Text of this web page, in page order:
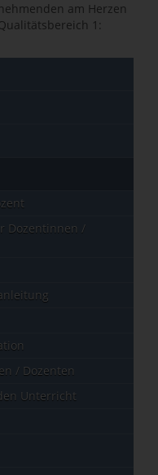
am Herzen
1:
Dozentinnen /
/ Dozenten
Unterricht